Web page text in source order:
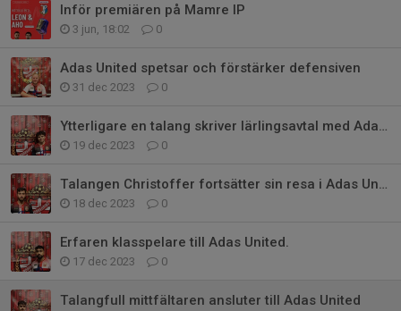
Inför premiären på Mamre IP
3 jun, 18:02 0
Adas United spetsar och förstärker defensiven
31 dec 2023 0
Ytterligare en talang skriver lärlingsavtal med Adas United
19 dec 2023 0
Talangen Christoffer fortsätter sin resa i Adas United.
18 dec 2023 0
Erfaren klasspelare till Adas United.
17 dec 2023 0
Talangfull mittfältaren ansluter till Adas United